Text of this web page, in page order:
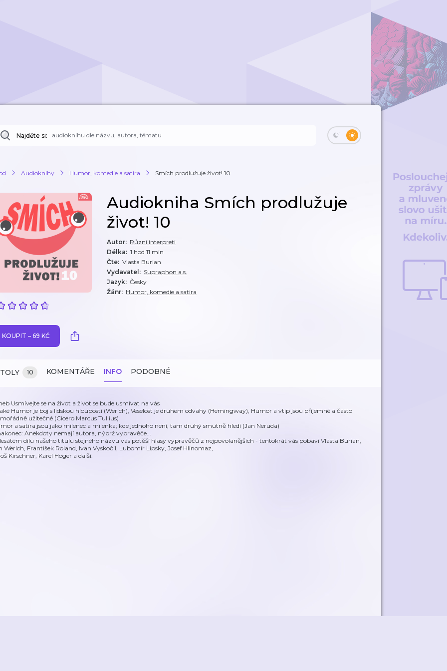
Najděte si:
Audioknihy Humor, komedie a satira Smích prodlužuje život! 10
Audiokniha Smích prodlužuje
život! 10
Autor: Různí interpreti
Délka: 1 hod 11 min
Čte: Vlasta Burian
Vydavatel : Supraphon a.s.
Jazyk: Česky
Žánr: Humor, komedie a satira
KOUPIT – 69 KČ
10 KOMENTÁŘE INFO PODOBNÉ
Usmívejte se na život a život se bude usmívat na vás
Humor je boj s lidskou hloupostí (Werich), Veselost je druhem odvahy (Hemingway), Humor a vtip jsou příjemné a často
užitečné (Cicero Marcus Tullius)
a satira jsou jako milenec a milenka; kde jednoho není, tam druhý smutně hledí (Jan Neruda)
Anekdoty nemají autora, nýbrž vypravěče...
dílu našeho titulu stejného názvu vás potěší hlasy vypravěčů z nejpovolanějších - tentokrát vás pobaví Vlasta Burian,
Werich, František Roland, Ivan Vyskočil, Lubomír Lipsky, Josef Hlinomaz,
Kirschner, Karel Höger a další.